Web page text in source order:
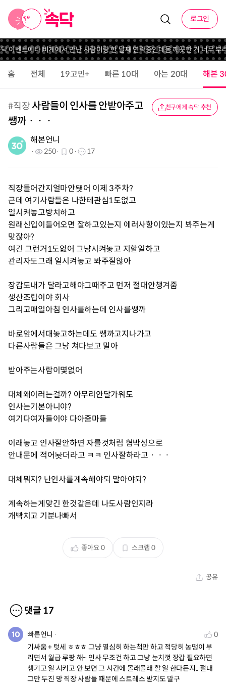
로그인
이벤트에타 비게에서 만난 사람이랑 한 달째 연락중인데몸 깨끗한 거 너무 부
홈 전체 19고민+ 빠른 10대 아는 20대 해본
#직장 사람들이 인사를 안받아주고
쌩까ㆍㆍㆍ
친구에게 속닥 추천
해본언니
250 0 17
직장들어간지얼마안됏어 이제 3주차?
근데 여기사람들은 나한테관심1도없고
일시켜놓고방치하고
원래신입이들어오면 잘하고있는지 에러사항이있는지 봐주는게
맞잖아?
여긴 그런거1도없어 그냥시켜놓고 지할일하고
관리자도그래 일시켜놓고 봐주질않아
장갑도내가 달라고해야그때주고 먼저 절대안챙겨줌
생산조립이야 회사
그리고매일아침 인사를하는데 인사를쌩까
바로앞에서대놓고하는데도 쌩까고지나가고
다른사람들은 그냥 쳐다보고 말아
받아주는사람이몇없어
대체왜이러는걸까? 아무리안달가워도
인사는기본아니야?
여기다여자들이야 다아줌마들
이래놓고 인사잘안하면 자를것처럼 협박성으로
안내문에 적어놧더라고 ㅋㅋ 인사잘하라고ㆍㆍㆍ
대체뭐지? 난인사를계속해야되 말아야되?
계속하는게맞긴 한것같은데 나도사람인지라
개빡치고 기분나빠서
좋아요0 스크랩 0
공유
댓글 17
빠른언니
0
기싸움 + 텃세 ㅎㅎㅎ 그냥 열심히 하는척만 하고 적당히 농땡이 부
리면서 월급 루팡 해~ 인사 무조건 하고 그냥 눈치껏 장갑 필요하면
챙기고 일 시키고 안 보면 그 시간에 몰래몰래 할 일 한다든지.. 절대
그만 두진 망 직장 사람들 때문에 스트레스 받지도 말구